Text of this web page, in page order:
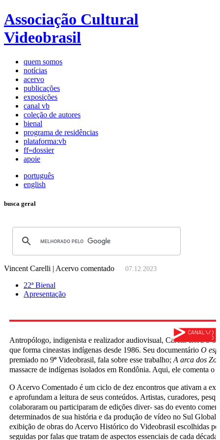
Associação Cultural
Videobrasil
quem somos
notícias
acervo
publicações
exposições
canal vb
coleção de autores
bienal
programa de residências
plataforma:vb
ff»dossier
apoie
português
english
busca geral
Vincent Carelli | Acervo comentado 07.12.2023
22ª Bienal
Apresentação
Antropólogo, indigenista e realizador audiovisual, Carelli criou a
que forma cineastas indígenas desde 1986. Seu documentário O
premiado no 9º Videobrasil, fala sobre esse trabalho; A arca dos
massacre de indígenas isolados em Rondônia. Aqui, ele comenta o
O Acervo Comentado é um ciclo de dez encontros que ativam a
e aprofundam a leitura de seus conteúdos. Artistas, curadores,
colaboraram ou participaram de edições diver- sas do evento
determinados de sua história e da produção de vídeo no Sul
exibição de obras do Acervo Histórico do Videobrasil escolhidas
seguidas por falas que tratam de aspectos essenciais de cada década